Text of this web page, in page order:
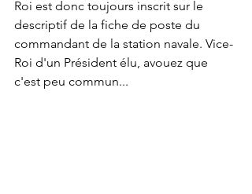
Roi est donc toujours inscrit sur le
descriptif de la fiche de poste du
commandant de la station navale. Vice-
Roi d'un Président élu, avouez que
c'est peu commun...